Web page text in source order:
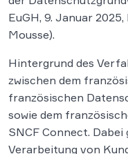
EuGH, 9. Januar
Mousse).
Hintergrund des
zwischen dem
französischen
sowie dem
SNCF Connect. Dabei
Verarbeitung von